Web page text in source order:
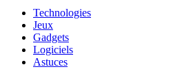
Technologies
Jeux
Gadgets
Logiciels
Astuces